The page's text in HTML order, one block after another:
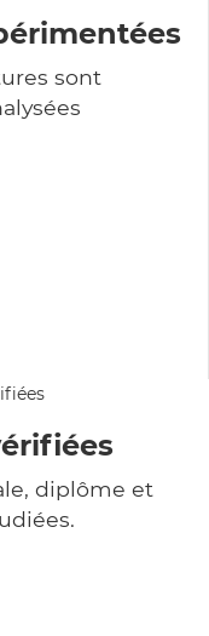
sont
diplôme et